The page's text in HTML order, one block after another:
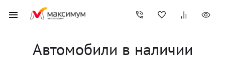
Автомобили в наличии